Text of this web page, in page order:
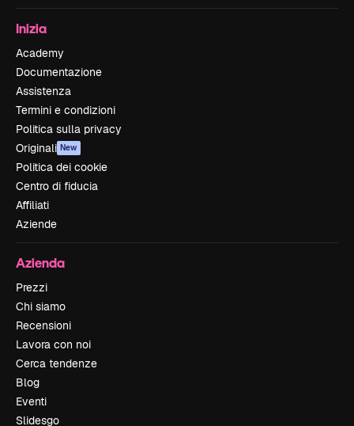
Inizia
Academy
Documentazione
Assistenza
Termini e condizioni
Politica sulla privacy
Originali New
Politica dei cookie
Centro di fiducia
Affiliati
Aziende
Azienda
Prezzi
Chi siamo
Recensioni
Lavora con noi
Cerca tendenze
Blog
Eventi
Slidesgo